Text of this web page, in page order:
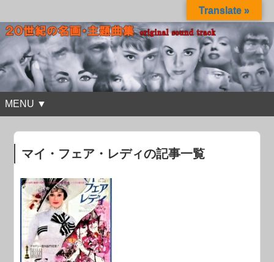
MENU ▼
マイ・フェア・レディの記事一覧
Translate »